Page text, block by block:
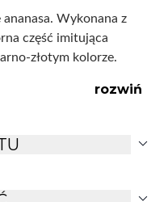
Wykonana z
część imitująca
złotym kolorze.
rozwiń
expand_more